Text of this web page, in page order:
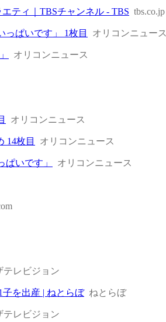
ティ｜TBSチャンネル - TBS tbs.co.jp
っぱいです」 1枚目 オリコンニュース
オリコンニュース
オリコンニュース
14枚目 オリコンニュース
いです」 オリコンニュース
テレビジョン
を出産 | ねとらぼ ねとらぼ
テレビジョン